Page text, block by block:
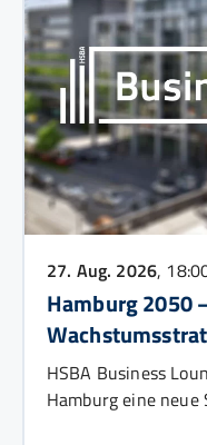
27. Aug. 2026,
Hamburg 2050
HSBA Business
Hamburg eine